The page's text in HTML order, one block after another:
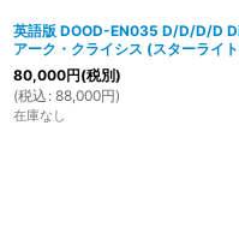
英語版 DOOD-EN035 D/D/D/D
アーク・クライシス (スターライ
80,000円(税別)
(税込 : 88,000円)
在庫なし